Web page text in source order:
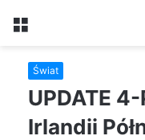
Menu
Świat
UPDATE
Irlandii